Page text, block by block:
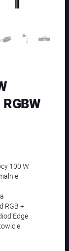
100 W
RGB +
Edge